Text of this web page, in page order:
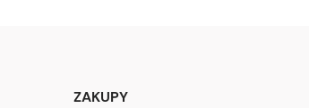
ZAKUPY